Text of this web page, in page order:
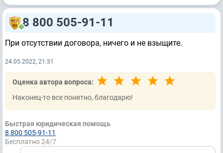
8 800 505-91-11
При отсутствии договора, ничего и не взыщите.
24.05.2022, 21:31
Оценка автора вопроса:
Наконец-то все понятно, благодарю!
Быстрая юридическая помощь
8 800 505-91-11
Бесплатно 24/7